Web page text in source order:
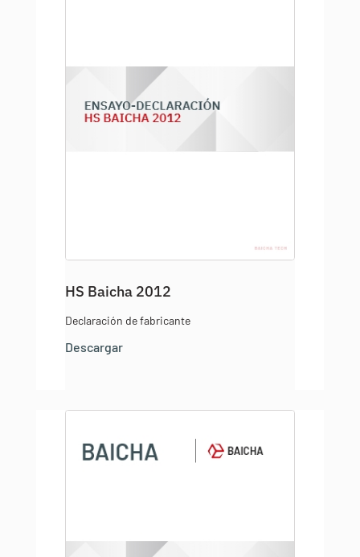
HS Baicha 2012
Declaración de fabricante
Descargar